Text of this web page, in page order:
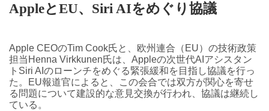
AppleとEU、 Siri AIをめぐり協議
Apple CEOのTim Cook氏と、欧州連合（EU）の技術政策
担当Henna Virkkunen氏は、Appleの次世代AIアシスタン
トSiri AIのローンチをめぐる緊張緩和を目指し協議を行っ
た。EU報道官によると、この会合では双方が関心を寄せ
る問題について建設的な意見交換が行われ、協議は継続し
ている。